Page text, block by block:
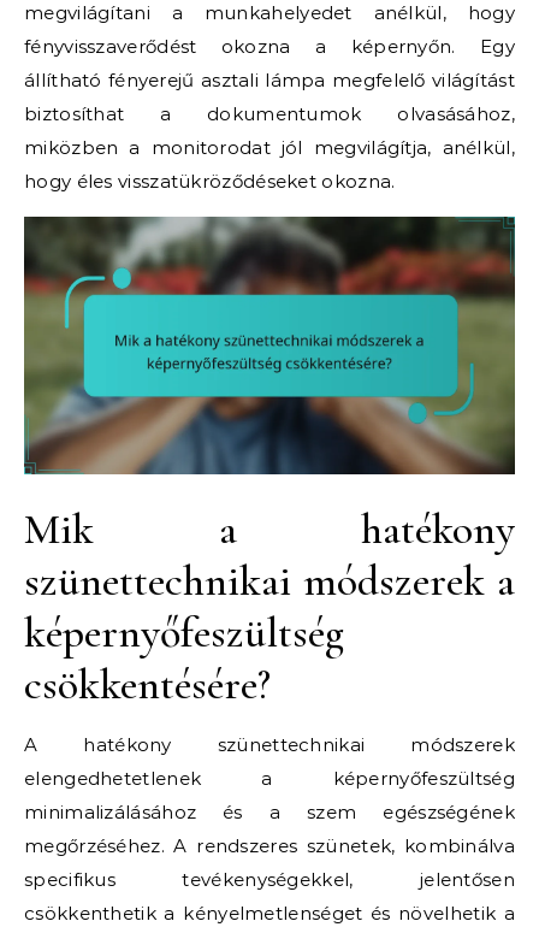
megvilágítani a munkahelyedet anélkül, hogy
fényvisszaverődést okozna a képernyőn. Egy
állítható fényerejű asztali lámpa megfelelő világítást
biztosíthat a dokumentumok olvasásához,
miközben a monitorodat jól megvilágítja, anélkül,
hogy éles visszatükröződéseket okozna.
Mik a hatékony
szünettechnikai módszerek a
képernyőfeszültség
csökkentésére?
A hatékony szünettechnikai módszerek
elengedhetetlenek a képernyőfeszültség
minimalizálásához és a szem egészségének
megőrzéséhez. A rendszeres szünetek, kombinálva
specifikus tevékenységekkel, jelentősen
csökkenthetik a kényelmetlenséget és növelhetik a